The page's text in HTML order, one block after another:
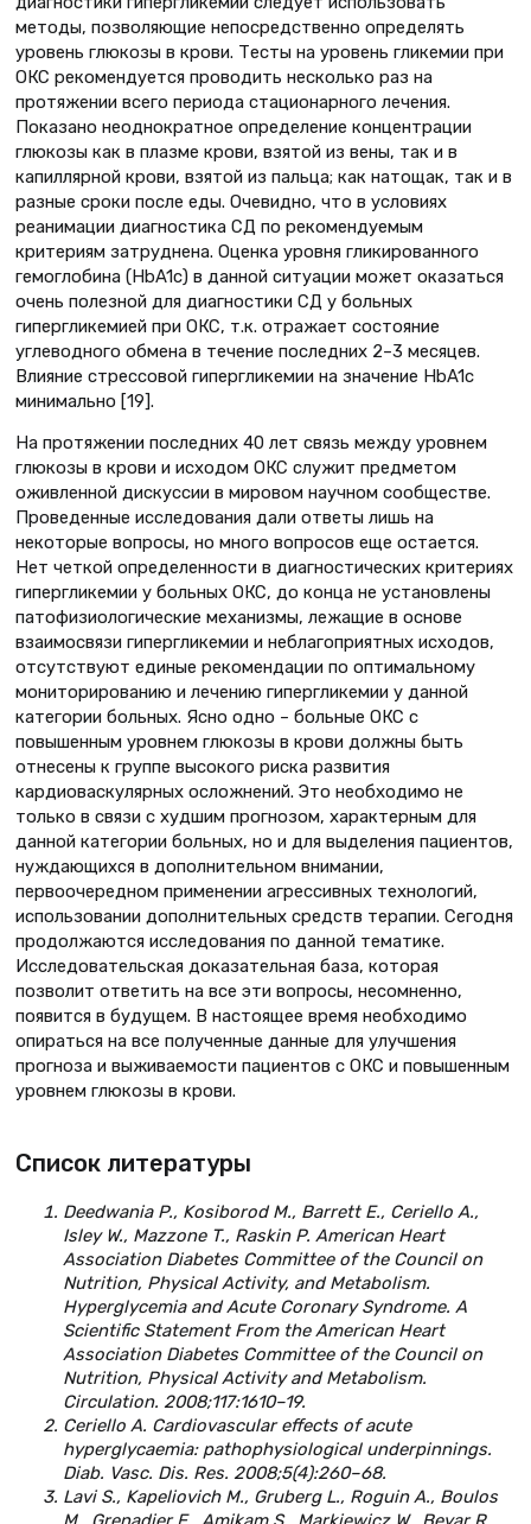
методы, позволяющие непосредственно определять
уровень глюкозы в крови. Тесты на уровень гликемии при
ОКС рекомендуется проводить несколько раз на
протяжении всего периода стационарного лечения.
Показано неоднократное определение концентрации
глюкозы как в плазме крови, взятой из вены, так и в
капиллярной крови, взятой из пальца; как натощак, так и в
разные сроки после еды. Очевидно, что в условиях
реанимации диагностика СД по рекомендуемым
критериям затруднена. Оценка уровня гликированного
гемоглобина (HbA1c) в данной ситуации может оказаться
очень полезной для диагностики СД у больных
гипергликемией при ОКС, т.к. отражает состояние
углеводного обмена в течение последних 2–3 месяцев.
Влияние стрессовой гипергликемии на значение HbA1c
минимально [19].
На протяжении последних 40 лет связь между уровнем
глюкозы в крови и исходом ОКС служит предметом
оживленной дискуссии в мировом научном сообществе.
Проведенные исследования дали ответы лишь на
некоторые вопросы, но много вопросов еще остается.
Нет четкой определенности в диагностических критериях
гипергликемии у больных ОКС, до конца не установлены
патофизиологические механизмы, лежащие в основе
взаимосвязи гипергликемии и неблагоприятных исходов,
отсутствуют единые рекомендации по оптимальному
мониторированию и лечению гипергликемии у данной
категории больных. Ясно одно – больные ОКС с
повышенным уровнем глюкозы в крови должны быть
отнесены к группе высокого риска развития
кардиоваскулярных осложнений. Это необходимо не
только в связи с худшим прогнозом, характерным для
данной категории больных, но и для выделения пациентов,
нуждающихся в дополнительном внимании,
первоочередном применении агрессивных технологий,
использовании дополнительных средств терапии. Сегодня
продолжаются исследования по данной тематике.
Исследовательская доказательная база, которая
позволит ответить на все эти вопросы, несомненно,
появится в будущем. В настоящее время необходимо
опираться на все полученные данные для улучшения
прогноза и выживаемости пациентов с ОКС и повышенным
уровнем глюкозы в крови.
Список литературы
Deedwania P., Kosiborod M., Barrett E., Ceriello A.,
Isley W., Mazzone T., Raskin P. American Heart
Association Diabetes Committee of the Council on
Nutrition, Physical Activity, and Metabolism.
Hyperglycemia and Acute Coronary Syndrome. A
Scientific Statement From the American Heart
Association Diabetes Committee of the Council on
Nutrition, Physical Activity and Metabolism.
Circulation. 2008;117:1610–19.
Ceriello A. Cardiovascular effects of acute
hyperglycaemia: pathophysiological underpinnings.
Diab. Vasc. Dis. Res. 2008;5(4):260–68.
Lavi S., Kapeliovich M., Gruberg L., Roguin A., Boulos